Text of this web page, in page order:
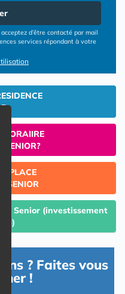
d’être contacté par mail
services répondant à votre
SENIOR?
PLACE
SENIOR
Senior (investissement
? Faites vous
!